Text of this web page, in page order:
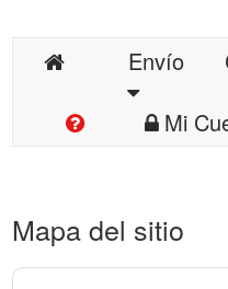
Envío
Mi
Mapa del sitio